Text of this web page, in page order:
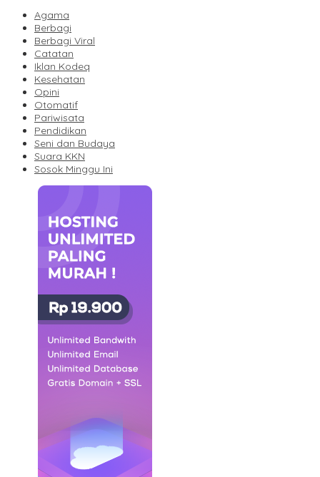
Agama
Berbagi
Berbagi Viral
Catatan
Iklan Kodeq
Kesehatan
Opini
Otomatif
Pariwisata
Pendidikan
Seni dan Budaya
Suara KKN
Sosok Minggu Ini